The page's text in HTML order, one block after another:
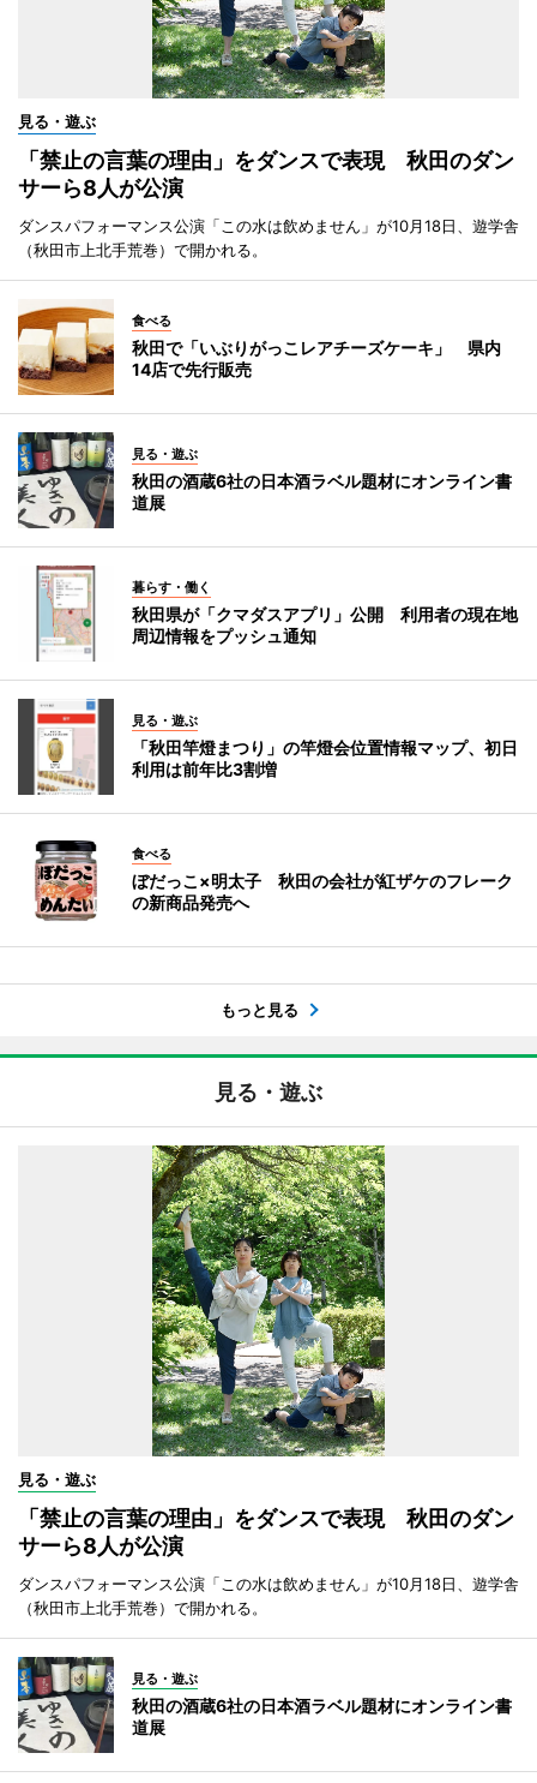
見る・遊ぶ
「禁止の言葉の理由」をダンスで表現 秋田のダン
サーら8人が公演
ダンスパフォーマンス公演「この水は飲めません」が10月18日、遊学舎
（秋田市上北手荒巻）で開かれる。
食べる
秋田で「いぶりがっこレアチーズケーキ」 県内
14店で先行販売
見る・遊ぶ
秋田の酒蔵6社の日本酒ラベル題材にオンライン書
道展
暮らす・働く
秋田県が「クマダスアプリ」公開 利用者の現在地
周辺情報をプッシュ通知
見る・遊ぶ
「秋田竿燈まつり」の竿燈会位置情報マップ、初日
利用は前年比3割増
食べる
ぼだっこ×明太子 秋田の会社が紅ザケのフレーク
の新商品発売へ
もっと見る
見る・遊ぶ
見る・遊ぶ
「禁止の言葉の理由」をダンスで表現 秋田のダン
サーら8人が公演
ダンスパフォーマンス公演「この水は飲めません」が10月18日、遊学舎
（秋田市上北手荒巻）で開かれる。
見る・遊ぶ
秋田の酒蔵6社の日本酒ラベル題材にオンライン書
道展